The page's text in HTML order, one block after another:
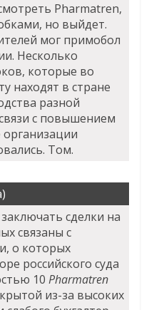
Pharmatren,
но выйдет.
мог примобол
Несколько
которые во
находят в стране
разной
с повышением
организации
Том.
сделки на
связаны с
о которых
российского суда
10Pharmatren
из-за высоких